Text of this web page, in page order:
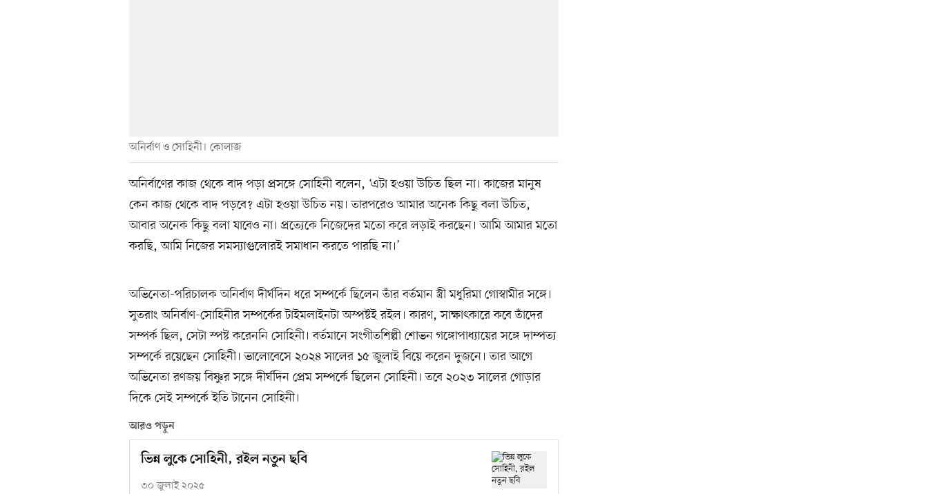
অনির্বাণ ও সোহিনী। কোলাজ
অনির্বাণের কাজ থেকে বাদ পড়া প্রসঙ্গে সোহিনী বলেন, ‘এটা হওয়া উচিত ছিল না। কাজের মানুষ
কেন কাজ থেকে বাদ পড়বে? এটা হওয়া উচিত নয়। তারপরেও আমার অনেক কিছু বলা উচিত,
আবার অনেক কিছু বলা যাবেও না। প্রত্যেকে নিজেদের মতো করে লড়াই করছেন। আমি আমার মতো
করছি, আমি নিজের সমস্যাগুলোরই সমাধান করতে পারছি না।’
অভিনেতা-পরিচালক অনির্বাণ দীর্ঘদিন ধরে সম্পর্কে ছিলেন তাঁর বর্তমান স্ত্রী মধুরিমা গোস্বামীর সঙ্গে।
সুতরাং অনির্বাণ-সোহিনীর সম্পর্কের টাইমলাইনটা অস্পষ্টই রইল। কারণ, সাক্ষাৎকারে কবে তাঁদের
সম্পর্ক ছিল, সেটা স্পষ্ট করেননি সোহিনী। বর্তমানে সংগীতশিল্পী শোভন গঙ্গোপাধ্যায়ের সঙ্গে দাম্পত্য
সম্পর্কে রয়েছেন সোহিনী। ভালোবেসে ২০২৪ সালের ১৫ জুলাই বিয়ে করেন দুজনে। তার আগে
অভিনেতা রণজয় বিষ্ণুর সঙ্গে দীর্ঘদিন প্রেম সম্পর্কে ছিলেন সোহিনী। তবে ২০২৩ সালের গোড়ার
দিকে সেই সম্পর্কে ইতি টানেন সোহিনী।
আরও পড়ুন
ভিন্ন লুকে সোহিনী, রইল নতুন ছবি
৩০ জুলাই ২০২৫